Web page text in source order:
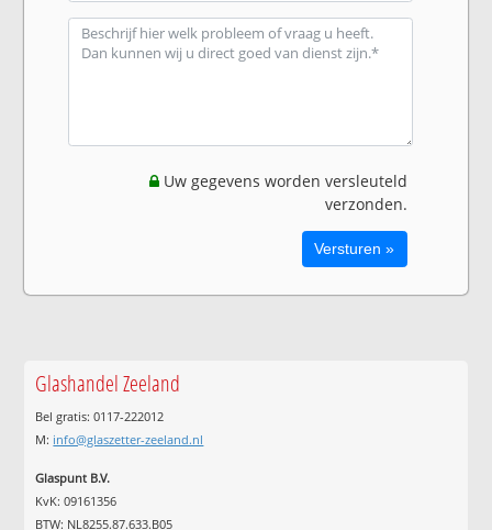
Uw gegevens worden versleuteld
verzonden.
Glashandel Zeeland
Bel gratis: 0117-222012
M: info@glaszetter-zeeland.nl
Glaspunt B.V.
KvK: 09161356
BTW: NL8255.87.633.B05